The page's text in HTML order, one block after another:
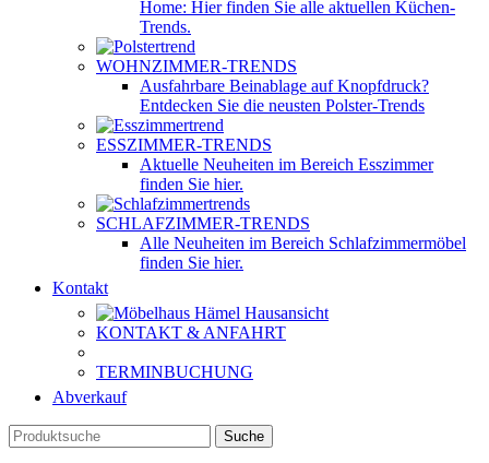
Home: Hier finden Sie alle aktuellen Küchen-
Trends.
WOHNZIMMER-TRENDS
Ausfahrbare Beinablage auf Knopfdruck?
Entdecken Sie die neusten Polster-Trends
ESSZIMMER-TRENDS
Aktuelle Neuheiten im Bereich Esszimmer
finden Sie hier.
SCHLAFZIMMER-TRENDS
Alle Neuheiten im Bereich Schlafzimmermöbel
finden Sie hier.
Kontakt
KONTAKT & ANFAHRT
TERMINBUCHUNG
Abverkauf
Suche